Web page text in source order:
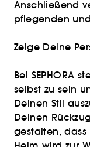
Anschließend
pflegenden
Zeige Deine
Bei SEPHORA
selbst zu sein
Deinen Stil
Deinen
gestalten,